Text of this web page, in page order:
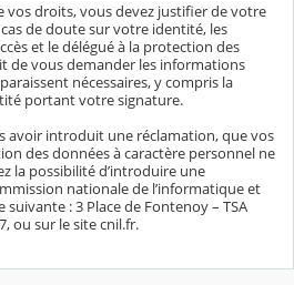
vos droits, vous devez justifier de votre
de doute sur votre identité, les
et le délégué à la protection des
de vous demander les informations
nécessaires, y compris la
portant votre signature.
avoir introduit une réclamation, que vos
des données à caractère personnel ne
la possibilité d’introduire une
nationale de l’informatique et
suivante : 3 Place de Fontenoy – TSA
ou sur le site cnil.fr.